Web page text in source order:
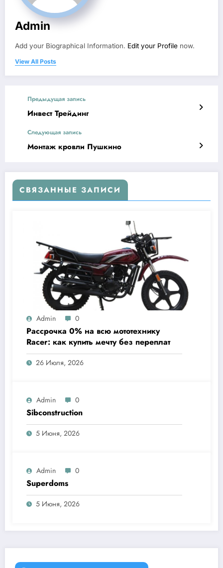
Admin
Add your Biographical Information. Edit your Profile now.
View All Posts
Предыдущая запись
Инвест Трейдинг
Следующая запись
Монтаж кровли Пушкино
СВЯЗАННЫЕ ЗАПИСИ
Admin 0
Рассрочка 0% на всю мототехнику
Racer: как купить мечту без переплат
26 Июля, 2026
Admin 0
Sibconstruction
5 Июня, 2026
Admin 0
Superdoms
5 Июня, 2026